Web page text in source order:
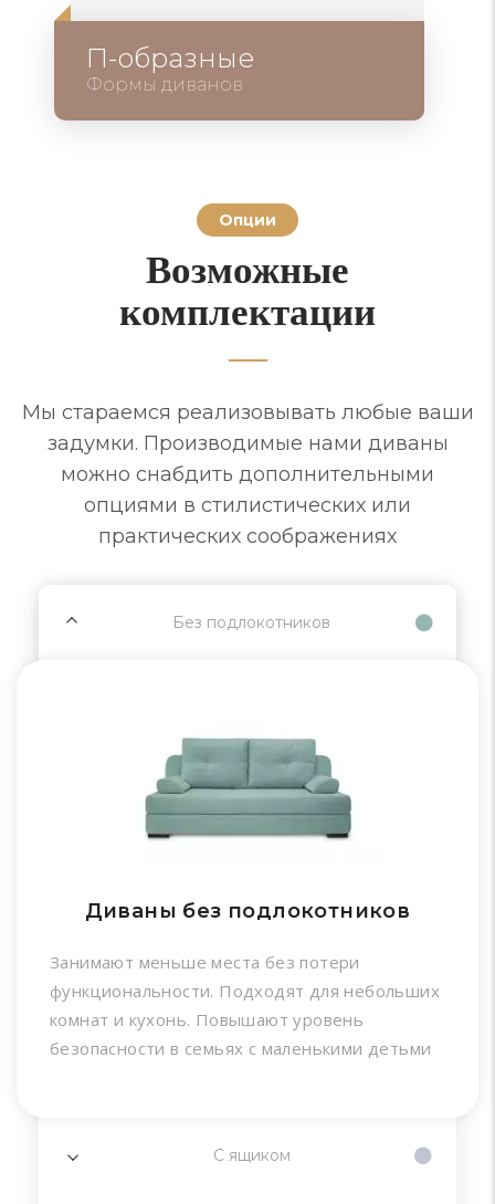
П-образные
Формы диванов
Опции
Возможные
комплектации
Мы стараемся реализовывать любые ваши
задумки. Производимые нами диваны
можно снабдить дополнительными
опциями в стилистических или
практических соображениях
Без подлокотников
Диваны без подлокотников
Занимают меньше места без потери
функциональности. Подходят для небольших
комнат и кухонь. Повышают уровень
безопасности в семьях с маленькими детьми
С ящиком